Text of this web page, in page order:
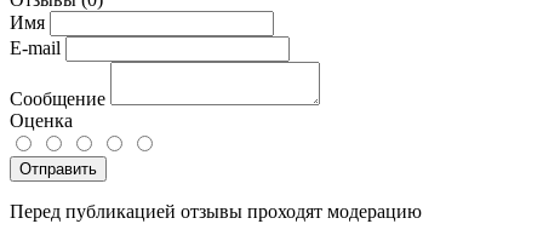
Имя
E-mail
Сообщение
Оценка
Отправить
Перед публикацией отзывы проходят модерацию